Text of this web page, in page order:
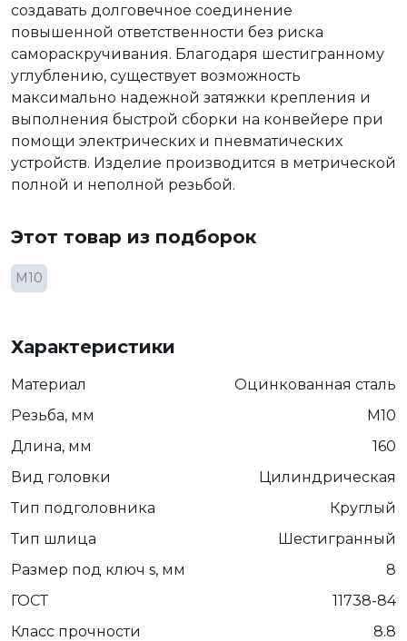
создавать долговечное соединение
повышенной ответственности без риска
самораскручивания. Благодаря шестигранному
углублению, существует возможность
максимально надежной затяжки крепления и
выполнения быстрой сборки на конвейере при
помощи электрических и пневматических
устройств. Изделие производится в метрической
полной и неполной резьбой.
Этот товар из подборок
М10
Характеристики
Материал
Оцинкованная сталь
Резьба, мм
М10
Длина, мм
160
Вид головки
Цилиндрическая
Тип подголовника
Круглый
Тип шлица
Шестигранный
Размер под ключ s, мм
8
ГОСТ
11738-84
Класс прочности
8.8